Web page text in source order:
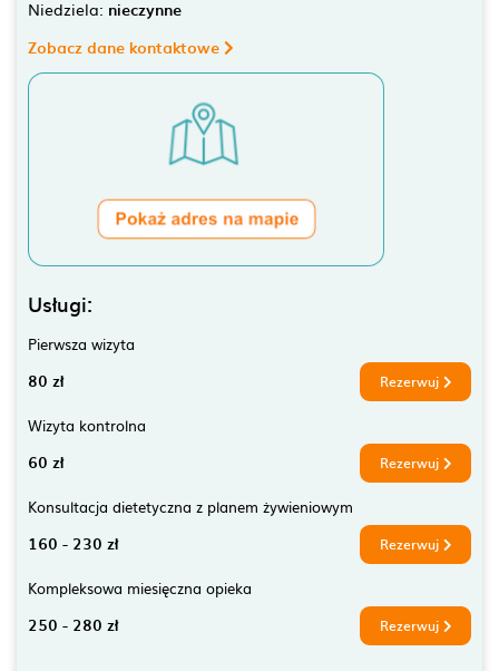
Niedziela: nieczynne
Zobacz dane kontaktowe
Usługi:
Pierwsza wizyta
80 zł Rezerwuj
Wizyta kontrolna
60 zł Rezerwuj
Konsultacja dietetyczna z planem żywieniowym
160 - 230 zł Rezerwuj
Kompleksowa miesięczna opieka
250 - 280 zł Rezerwuj